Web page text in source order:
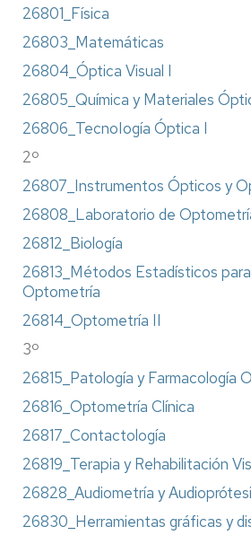
26801_Física
26803_Matemáticas
26804_Óptica Visual I
26805_Química y Materiales
26806_TecnoIogía Óptica I
2º
26807_Instrumentos Ópticos y
26808_Laboratorio de
26812_Biología
26813_Métodos Estadísticos
Optometría
26814_Optometría II
3º
26815_Patología y Farmacología
26816_Optometría Clínica
26817_Contactología
26819_Terapia y Rehabilitación
26828_Audiometría y
26830_Herramientas gráficas y